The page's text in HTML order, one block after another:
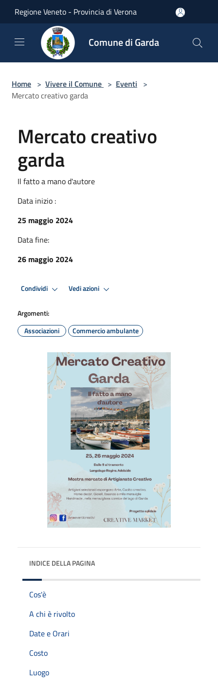
Regione Veneto - Provincia di Verona
Comune di Garda
Home > Vivere il Comune > Eventi >
Mercato creativo garda
Mercato creativo
garda
Il fatto a mano d'autore
Data inizio :
25 maggio 2024
Data fine:
26 maggio 2024
Condividi Vedi azioni
Argomenti:
Associazioni
Commercio ambulante
INDICE DELLA PAGINA
Cos'è
A chi è rivolto
Date e Orari
Costo
Luogo